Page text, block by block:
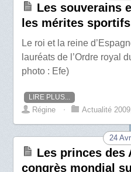
Les souverains
les mérites sportifs
Le roi et la reine
lauréats de l’Ordre royal
photo : Efe)
LIRE PLUS...
Régine ⋅ Actualité 2009
24
Les princes des
congrès mondial